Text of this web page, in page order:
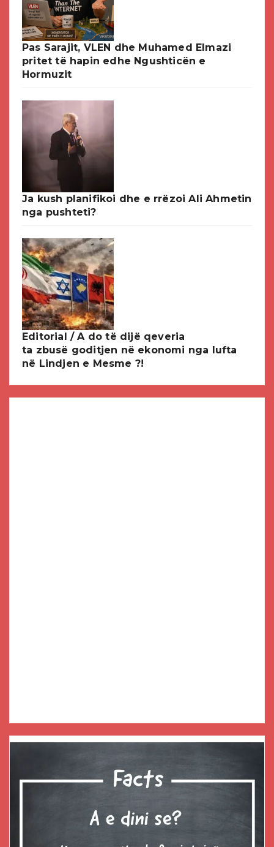
Pas Sarajit, VLEN dhe Muhamed Elmazi
pritet të hapin edhe Ngushticën e
Hormuzit
Ja kush planifikoi dhe e rrëzoi Ali Ahmetin
nga pushteti?
Editorial / A do të dijë qeveria
ta zbusë goditjen në ekonomi nga lufta
në Lindjen e Mesme ?!